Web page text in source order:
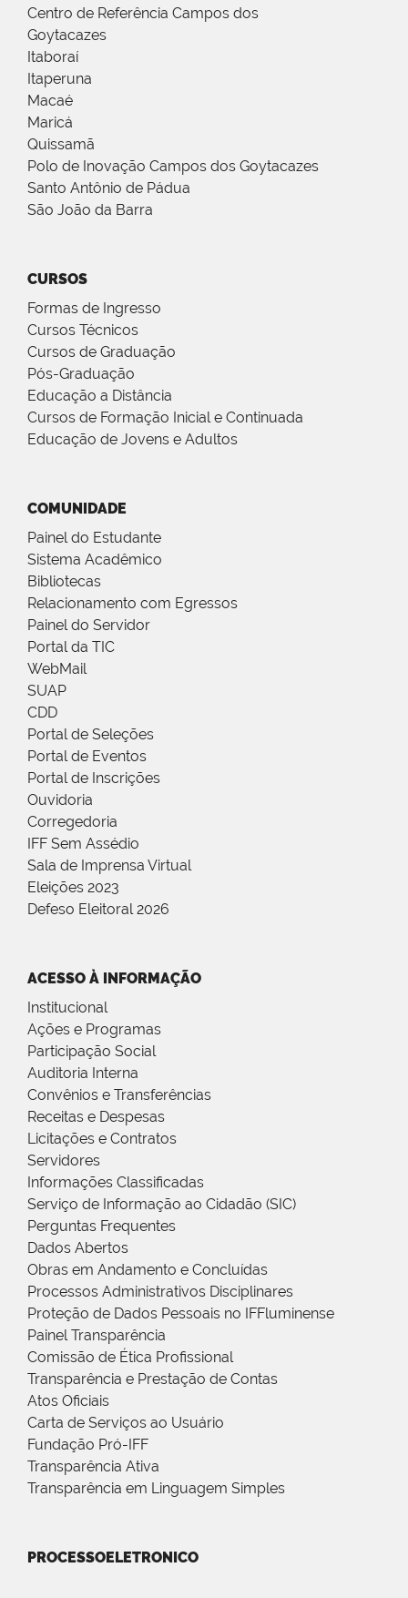
Centro de Referência Campos dos
Goytacazes
Itaboraí
Itaperuna
Macaé
Maricá
Quissamã
Polo de Inovação Campos dos Goytacazes
Santo Antônio de Pádua
São João da Barra
CURSOS
Formas de Ingresso
Cursos Técnicos
Cursos de Graduação
Pós-Graduação
Educação a Distância
Cursos de Formação Inicial e Continuada
Educação de Jovens e Adultos
COMUNIDADE
Painel do Estudante
Sistema Acadêmico
Bibliotecas
Relacionamento com Egressos
Painel do Servidor
Portal da TIC
WebMail
SUAP
CDD
Portal de Seleções
Portal de Eventos
Portal de Inscrições
Ouvidoria
Corregedoria
IFF Sem Assédio
Sala de Imprensa Virtual
Eleições 2023
Defeso Eleitoral 2026
ACESSO À INFORMAÇÃO
Institucional
Ações e Programas
Participação Social
Auditoria Interna
Convênios e Transferências
Receitas e Despesas
Licitações e Contratos
Servidores
Informações Classificadas
Serviço de Informação ao Cidadão (SIC)
Perguntas Frequentes
Dados Abertos
Obras em Andamento e Concluídas
Processos Administrativos Disciplinares
Proteção de Dados Pessoais no IFFluminense
Painel Transparência
Comissão de Ética Profissional
Transparência e Prestação de Contas
Atos Oficiais
Carta de Serviços ao Usuário
Fundação Pró-IFF
Transparência Ativa
Transparência em Linguagem Simples
PROCESSOELETRONICO